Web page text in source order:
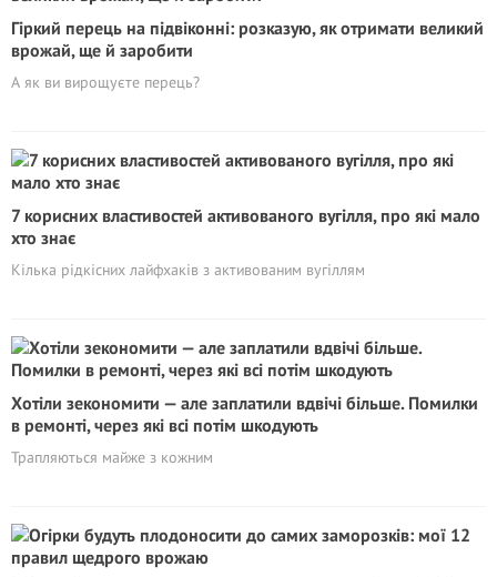
Гіркий перець на підвіконні: розказую, як отримати великий
врожай, ще й заробити
А як ви вирощуєте перець?
7 корисних властивостей активованого вугілля, про які мало
хто знає
Кілька рідкісних лайфхаків з активованим вугіллям
Хотіли зекономити — але заплатили вдвічі більше. Помилки
в ремонті, через які всі потім шкодують
Трапляються майже з кожним